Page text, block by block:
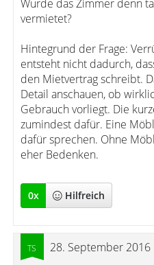
Wurde das Zimmer denn
vermietet?
Hintegrund der Frage:
entsteht nicht dadurch,
den Mietvertrag schreibt.
Detail anschauen, ob
Gebrauch vorliegt. Die
zumindest dafür. Eine
dafür sprechen. Ohne
eher Bedenken.
0x Hilfreich
28. September